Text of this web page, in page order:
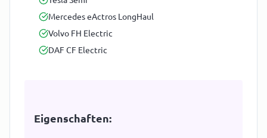
Mercedes eActros LongHaul
Volvo FH Electric
DAF CF Electric
Eigenschaften: